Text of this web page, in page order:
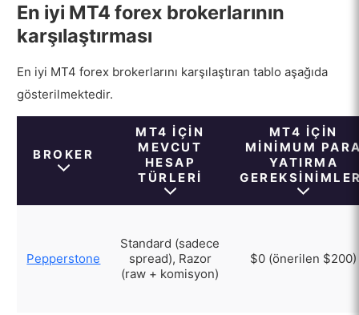
En iyi MT4 forex brokerlarının
karşılaştırması
En iyi MT4 forex brokerlarını karşılaştıran tablo aşağıda
gösterilmektedir.
BROKER
MT4 IÇIN
MEVCUT
HESAP
TÜRLERI
MT4 IÇIN
MINIMUM
YATIRMA
Pepperstone
Standard (sadece
spread), Razor
(raw + komisyon)
$0 (önerilen $200)